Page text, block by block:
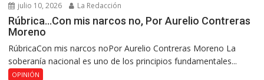
julio 10, 2026 La Redacción
Rúbrica…Con mis narcos no, Por Aurelio Contreras
Moreno
RúbricaCon mis narcos noPor Aurelio Contreras Moreno La
soberanía nacional es uno de los principios fundamentales...
OPINIÓN